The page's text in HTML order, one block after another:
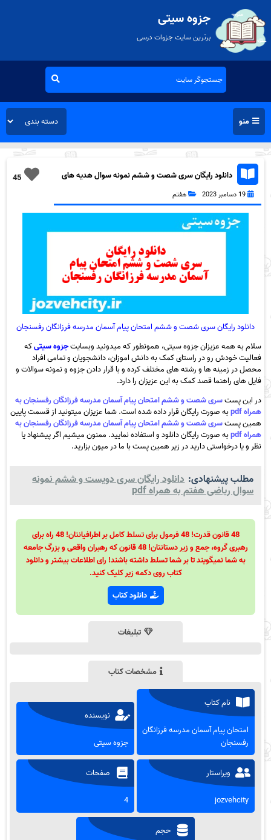
جزوه سیتی
برترین سایت جزوات درسی
منو
45
دانلود رایگان سری شصت و ششم نمونه سوال هدیه های
آسمان هفتم به همراه pdf
19 دسامبر 2023 هفتم
دانلود رایگان سری شصت و ششم امتحان پیام آسمان مدرسه فرزانگان رفسنجان
سلام به همه عزیزان جزوه سیتی، همونطور که میدونید وبسایتجزوه سیتیکه
فعالیت خودش رو در راستای کمک به دانش اموزان، دانشجویان و تمامی افراد
محصل در زمینه ها و رشته های مختلف کرده و با قرار دادن جزوه و نمونه سوالات و
فایل های راهنما قصد کمک به این عزیزان را دارد.
در این پستسری شصت و ششم امتحان پیام آسمان مدرسه فرزانگان رفسنجان به
همراه pdf
به صورت رایگان قرار داده شده است. شما عزیزان میتونید از قسمت پایین
همین پستسری شصت و ششم امتحان پیام آسمان مدرسه فرزانگان رفسنجان به
همراه pdf
به صورت رایگان دانلود و استفاده نمایید. ممنون میشیم اگر پیشنهاد یا
نظر و یا درخواستی دارید در زیر همین پست با ما در میون بزارید.
مطلب پیشنهادی: دانلود رایگان سری دویست و ششم نمونه
سوال ریاضی هفتم به همراه pdf
48 قانون قدرت! 48 فرمول برای تسلط کامل بر اطرافیانتان! 48 راه برای
رهبری گروه، جمع و زیر دستانتان! 48 قانون که رهبران واقعی و بزرگ جامعه
به شما نمیگویند تا بر شما تسلط داشته باشند! رای اطلاعات بیشتر و دانلود
کتاب روی دکمه زیر کلیک کنید.
دانلود کتاب
تبلیغات
مشخصات کتاب
نام کتاب
امتحان پیام آسمان مدرسه فرزانگان
رفسنجان
نویسنده
جزوه سیتی
ویراستار
jozvehcity
صفحات
4
حجم